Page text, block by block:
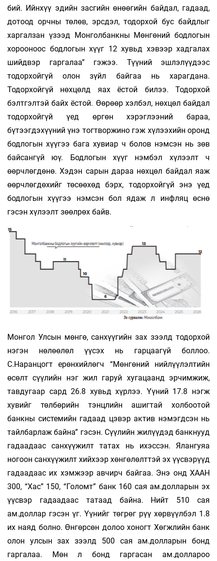
бий. Ийнхүү эдийн засгийн өнөөгийн байдал, гадаад,
дотоод орчны төлөв, эрсдэл, тодорхой бус байдлыг
харгалзан үзээд Монголбанкны Мөнгөний бодлогын
хорооноос бодлогын хүүг 12 хувьд хэвээр хадгалах
шийдвэр гаргалаа” гэжээ. Түүний эшлэлүүдээс
тодорхойгүй олон зүйл байгаа нь харагдана.
Тодорхойгүй нөхцөлд яах ёстой билээ. Тодорхой
бэлтгэлтэй байх ёстой. Өөрөөр хэлбэл, нөхцөл байдал
тодорхойгүй үед өргөн хэрэглээний бараа,
бүтээгдэхүүний үнэ тогтворжино гэж хүлээхийн оронд
бодлогын хүүгээ бага хувиар ч болов нэмсэн нь зөв
байсангүй юү. Бодлогын хүүг нэмбэл хүлээлт ч
өөрчлөгдөнө. Хэдэн сарын дараа нөхцөл байдал яаж
өөрчлөгдөхийг төсөөхөд бэрх, тодорхойгүй энэ үед
бодлогын хүүгээ нэмсэн бол ядаж л инфляц өснө
гэсэн хүлээлт зөөлрөх байв.
Монгол Улсын мөнгө, санхүүгийн зах зээлд тодорхой
нэгэн нөлөөлөл үүсэх нь гарцаагүй боллоо.
С.Наранцогт ерөнхийлөгч “Мөнгөний нийлүүлэлтийн
өсөлт сүүлийн нэг жил гаруй хугацаанд эрчимжиж,
тавдугаар сард 26.8 хувьд хүрлээ. Үүний 17.8 нэгж
хувийг төлбөрийн тэнцлийн ашигтай холбоотой
банкны системийн гадаад цэвэр актив нэмэгдсэн нь
тайлбарлаж байна” гэсэн. Сүүлийн жилүүдэд банкнууд
гадаадаас санхүүжилт татах нь ихэссэн. Ялангуяа
ногоон санхүүжилт хийхээр хөнгөлөлттэй эх үүсвэрүүд
гадаадаас их хэмжээр авчирч байгаа. Энэ онд ХААН
300, “Хас” 150, “Голомт” банк 160 сая ам.долларын эх
үүсвэр гадаадаас татаад байна. Нийт 510 сая
ам.доллар гэсэн үг. Үүнийг төгрөг рүү хөрвүүлбэл 1.8
их наяд болно. Өнгөрсөн долоо хоногт Хөгжлийн банк
олон улсын зах зээлд 500 сая ам.долларын бонд
гаргалаа. Мөн л бонд гаргасан ам.доллароо